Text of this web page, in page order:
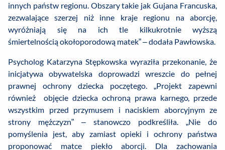
innych państw regionu. Obszary takie jak Gujana Francuska,
zezwalające szerzej niż inne kraje regionu na aborcję,
wyróżniają się na ich tle kilkukrotnie wyższą
śmiertelnością okołoporodową matek” – dodała Pawłowska.
Psycholog Katarzyna Stępkowska wyraziła przekonanie, że
inicjatywa obywatelska doprowadzi wreszcie do pełnej
prawnej ochrony dziecka poczętego. „Projekt zapewni
również objęcie dziecka ochroną prawa karnego, przede
wszystkim przed przymusem i naciskiem aborcyjnym ze
strony mężczyzn” – stanowczo podkreśliła. „Nie do
pomyślenia jest, aby zamiast opieki i ochrony państwa
proponować matce piekło aborcji. Dla zachowania